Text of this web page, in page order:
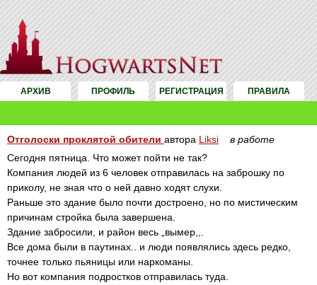
АРХИВ ПРОФИЛЬ РЕГИСТРАЦИЯ ПРАВИЛА
Отголоски проклятой обители автора Liksi
в работе
Сегодня пятница. Что может пойти не так?
Компания людей из 6 человек отправилась на заброшку по
приколу, не зная что о ней давно ходят слухи.
Раньше это здание было почти достроено, но по мистическим
причинам стройка была завершена.
Здание забросили, и район весь „вымер,,.
Все дома были в паутинах.. и люди появлялись здесь редко,
точнее только пьяницы или наркоманы.
Но вот компания подростков отправилась туда.